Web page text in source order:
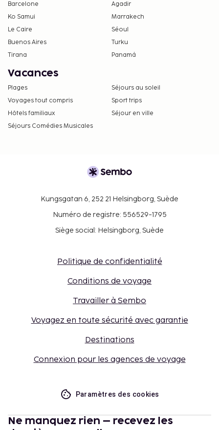
Barcelone
Agadir
Ko Samui
Marrakech
Le Caire
Séoul
Buenos Aires
Turku
Tirana
Panamá
Vacances
Plages
Séjours au soleil
Voyages tout compris
Sport trips
Hôtels familiaux
Séjour en ville
Séjours Comédies Musicales
Kungsgatan 6, 252 21 Helsingborg, Suède
Numéro de registre: 556529-1795
Siège social: Helsingborg, Suède
Politique de confidentialité
Conditions de voyage
Travailler à Sembo
Voyagez en toute sécurité avec garantie
Destinations
Connexion pour les agences de voyage
Paramètres des cookies
Ne manquez rien – recevez les